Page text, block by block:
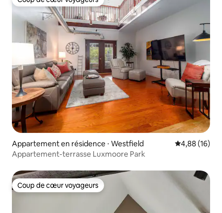
Coup de cœur voyageurs
Appartement en résidence ⋅ Westfield Évaluation
4,88 (16)
Appartement-terrasse Luxmoore Park
Coup de cœur voyageurs
Coup de cœur voyageurs